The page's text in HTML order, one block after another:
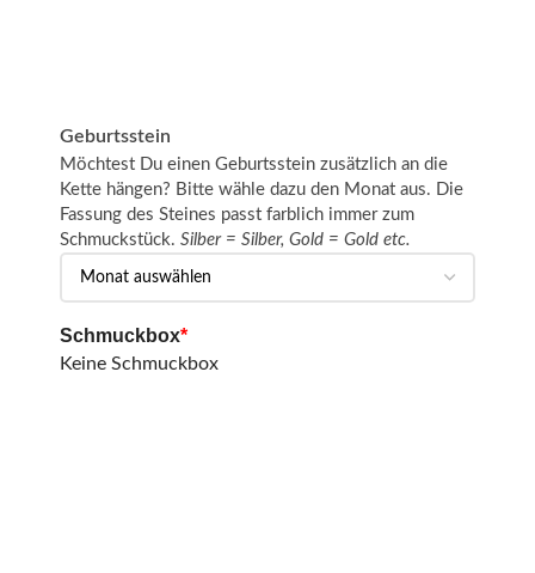
Geburtsstein
Möchtest Du einen Geburtsstein zusätzlich an die
Kette hängen? Bitte wähle dazu den Monat aus. Die
Fassung des Steines passt farblich immer zum
Schmuckstück. Silber = Silber, Gold = Gold etc.
*
Schmuckbox
Keine Schmuckbox